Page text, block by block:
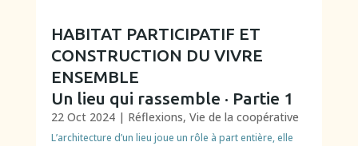
HABITAT PARTICIPATIF ET
CONSTRUCTION DU VIVRE
ENSEMBLE
Un lieu qui rassemble · Partie 1
22 Oct 2024| Réflexions, Vie de la coopérative
L’architecture d’un lieu joue un rôle à part entière, elle